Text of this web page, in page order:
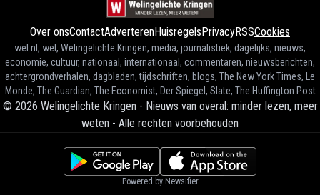
Over onsContactAdverterenHuisregels PrivacyRSSCookies
wel.nl, wel, Welingelichte Kringen, media, journalistiek, dagelijks, nieuws,
economie, cultuur, nationaal, internationaal, commentaren, nieuwsberichten,
achtergrondverhalen, dagbladen, tijdschriften, blogs, The New York Times, Le
Monde, The Guardian, The Economist, Der Spiegel, Slate, The Huffington Post
© 2026 Welingelichte Kringen - Nieuws van overal: minder lezen, meer
weten - Alle rechten voorbehouden
Powered by Newsifier